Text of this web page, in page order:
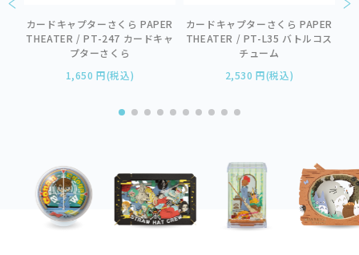
カードキャプターさくら PAPER
THEATER / PT-247 カードキャ
プターさくら
1,650 円(税込)
カードキャプターさくら PAPER
THEATER / PT-L35 バトルコス
チューム
2,530 円(税込)